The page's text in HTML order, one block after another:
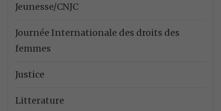
Jeunesse/CNJC
Journée Internationale des droits des
femmes
Justice
Litterature